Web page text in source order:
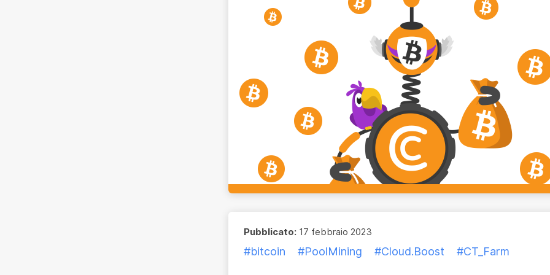
Pubblicato: 17 febbraio 2023
#bitcoin #PoolMining #Cloud.Boost #CT_Farm